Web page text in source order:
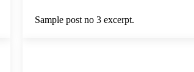
Sample post no 3 excerpt.